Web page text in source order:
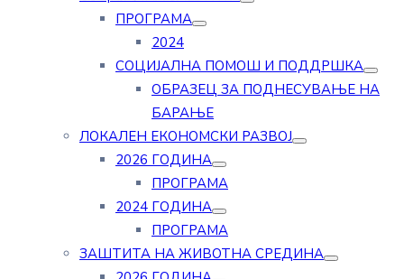
ПРОГРАМА
2024
СОЦИЈАЛНА ПОМОШ И ПОДДРШКА
ОБРАЗЕЦ ЗА ПОДНЕСУВАЊЕ НА
БАРАЊЕ
ЛОКАЛЕН ЕКОНОМСКИ РАЗВОЈ
2026 ГОДИНА
ПРОГРАМА
2024 ГОДИНА
ПРОГРАМА
ЗАШТИТА НА ЖИВОТНА СРЕДИНА